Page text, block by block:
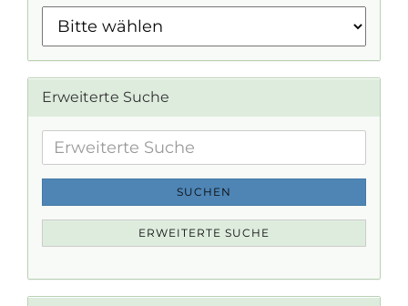
Erweiterte Suche
Erweiterte
Suche
SUCHEN
ERWEITERTE SUCHE